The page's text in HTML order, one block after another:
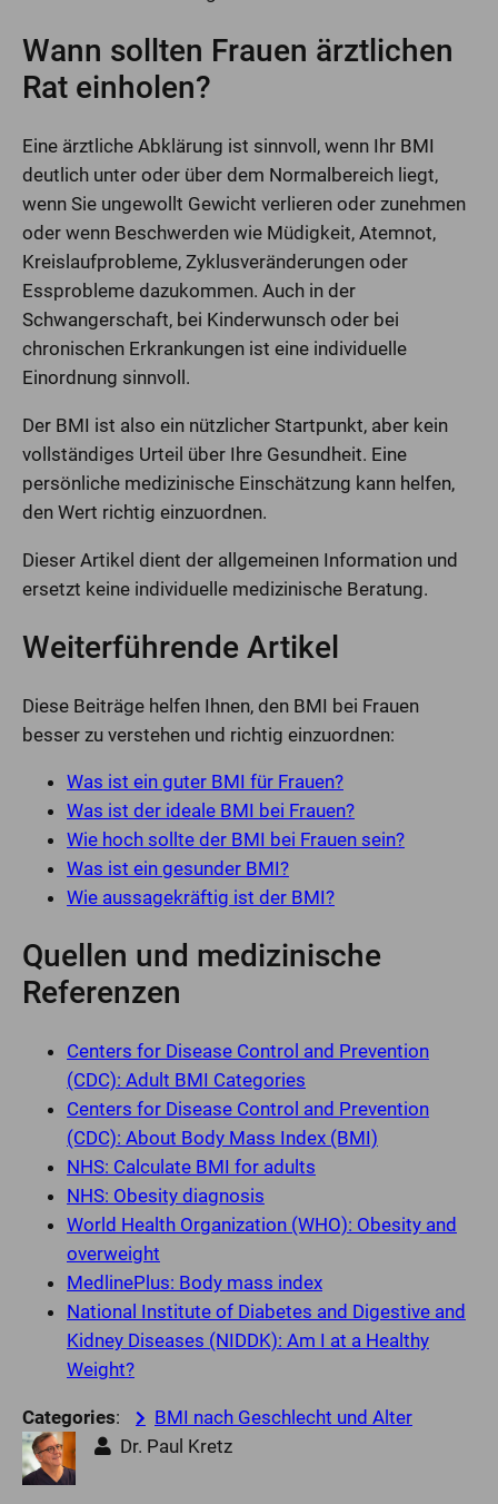
Wann sollten Frauen ärztlichen
Rat einholen?
Eine ärztliche Abklärung ist sinnvoll, wenn Ihr BMI
deutlich unter oder über dem Normalbereich liegt,
wenn Sie ungewollt Gewicht verlieren oder zunehmen
oder wenn Beschwerden wie Müdigkeit, Atemnot,
Kreislaufprobleme, Zyklusveränderungen oder
Essprobleme dazukommen. Auch in der
Schwangerschaft, bei Kinderwunsch oder bei
chronischen Erkrankungen ist eine individuelle
Einordnung sinnvoll.
Der BMI ist also ein nützlicher Startpunkt, aber kein
vollständiges Urteil über Ihre Gesundheit. Eine
persönliche medizinische Einschätzung kann helfen,
den Wert richtig einzuordnen.
Dieser Artikel dient der allgemeinen Information und
ersetzt keine individuelle medizinische Beratung.
Weiterführende Artikel
Diese Beiträge helfen Ihnen, den BMI bei Frauen
besser zu verstehen und richtig einzuordnen:
Was ist ein guter BMI für Frauen?
Was ist der ideale BMI bei Frauen?
Wie hoch sollte der BMI bei Frauen sein?
Was ist ein gesunder BMI?
Wie aussagekräftig ist der BMI?
Quellen und medizinische
Referenzen
Centers for Disease Control and Prevention
(CDC): Adult BMI Categories
Centers for Disease Control and Prevention
(CDC): About Body Mass Index (BMI)
NHS: Calculate BMI for adults
NHS: Obesity diagnosis
World Health Organization (WHO): Obesity and
overweight
MedlinePlus: Body mass index
National Institute of Diabetes and Digestive and
Kidney Diseases (NIDDK): Am I at a Healthy
Weight?
Categories:
BMI nach Geschlecht und Alter
Dr. Paul Kretz